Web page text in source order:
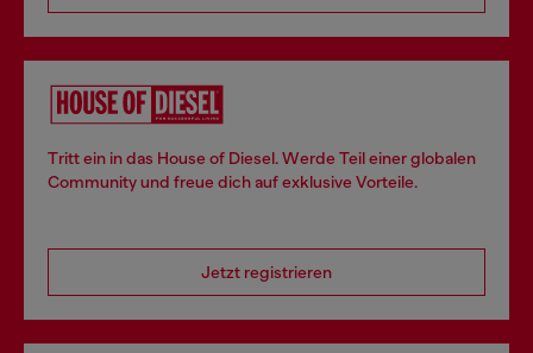
Tritt ein in das House of Diesel. Werde Teil einer globalen
Community und freue dich auf exklusive Vorteile.
Jetzt registrieren